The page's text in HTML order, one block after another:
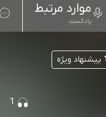
موارد مرتبط
پادکست
پیشنهاد ویژه